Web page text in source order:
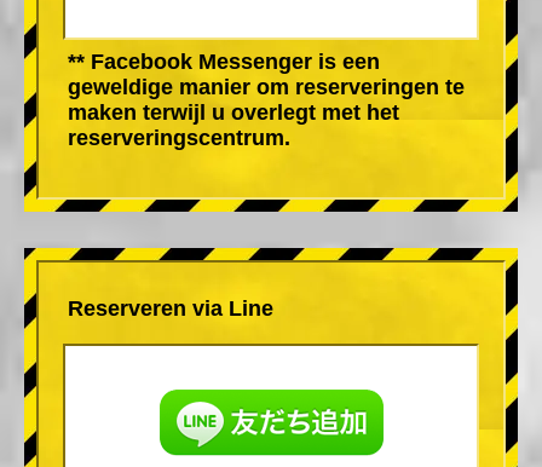
** Facebook Messenger is een
geweldige manier om reserveringen te
maken terwijl u overlegt met het
reserveringscentrum.
Reserveren via Line